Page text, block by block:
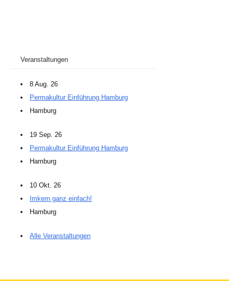
Veranstaltungen
8 Aug. 26
Permakultur Einführung Hamburg
Hamburg
19 Sep. 26
Permakultur Einführung Hamburg
Hamburg
10 Okt. 26
Imkern ganz einfach!
Hamburg
Alle Veranstaltungen